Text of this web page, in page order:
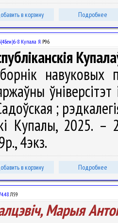
в корзину Подробнее
8 Купала Я.Р96
навуковых
;
Купалы, 2025. –
4экз.
в корзину Подробнее
Л59
Марыя